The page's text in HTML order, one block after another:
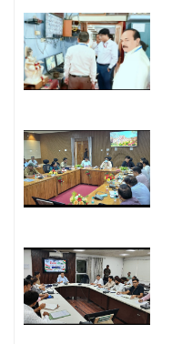
a
v
i
g
a
t
i
o
n